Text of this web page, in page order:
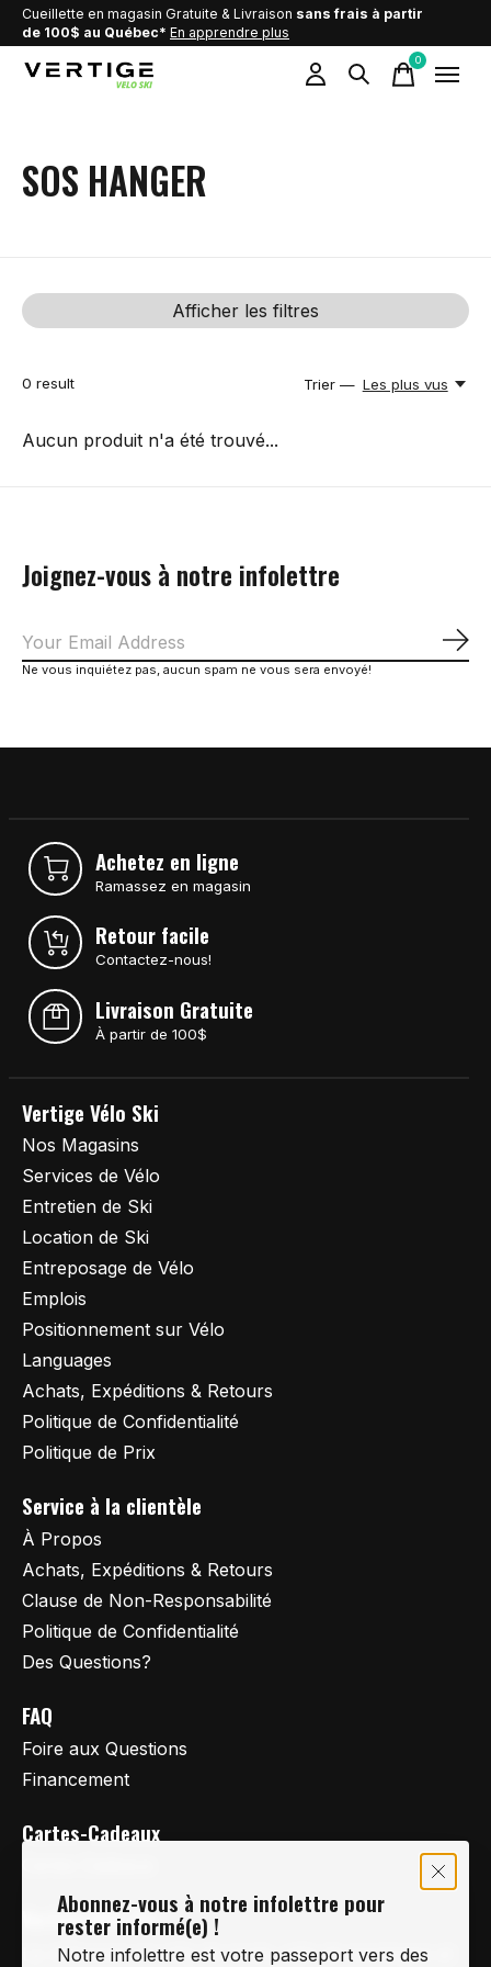
Cueillette en magasin Gratuite & Livraison sans frais à partir
de 100$ au Québec* En apprendre plus
0items
SOS HANGER
Afficher les filtres
0 result Trier — Les plus vus
Aucun produit n'a été trouvé...
Joignez-vous à notre infolettre
Ne vous inquiétez pas, aucun spam ne vous sera envoyé!
Achetez en ligne
Ramassez en magasin
Retour facile
Contactez-nous!
Livraison Gratuite
À partir de 100$
Vertige Vélo Ski
Nos Magasins
Services de Vélo
Entretien de Ski
Location de Ski
Entreposage de Vélo
Emplois
Positionnement sur Vélo
Languages
Achats, Expéditions & Retours
Politique de Confidentialité
Politique de Prix
Service à la clientèle
À Propos
Achats, Expéditions & Retours
Clause de Non-Responsabilité
Politique de Confidentialité
Des Questions?
FAQ
Foire aux Questions
Financement
Cartes-Cadeaux
Vertige Vélo Ski
La référence en vélo de route, vélo de montagne et
Abonnez-vous à notre infolettre pour
rester informé(e) !
Notre infolettre est votre passeport vers des